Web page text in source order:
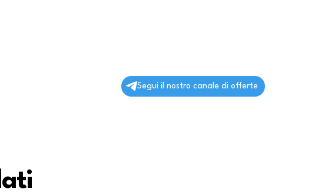
Segui il nostro canale di offerte